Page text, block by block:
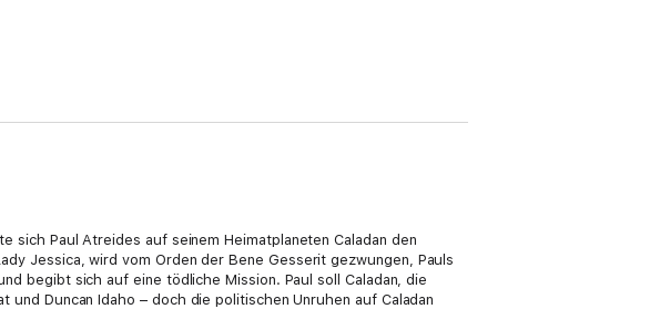
Paul Atreides auf seinem Heimatplaneten Caladan den
Jessica, wird vom Orden der Bene Gesserit gezwungen, Pauls
begibt sich auf eine tödliche Mission. Paul soll Caladan, die
Duncan Idaho – doch die politischen Unruhen auf Caladan